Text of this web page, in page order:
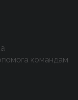
командам